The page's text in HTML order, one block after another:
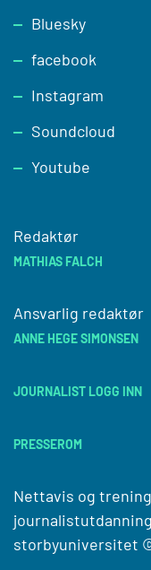
Footer
Bluesky
facebook
Instagram
Soundcloud
Youtube
Redaktør
MATHIAS FALCH
Ansvarlig redaktør
ANNE HEGE SIMONSEN
JOURNALIST LOGG INN
PRESSEROM
Nettavis og
storbyuniversitet